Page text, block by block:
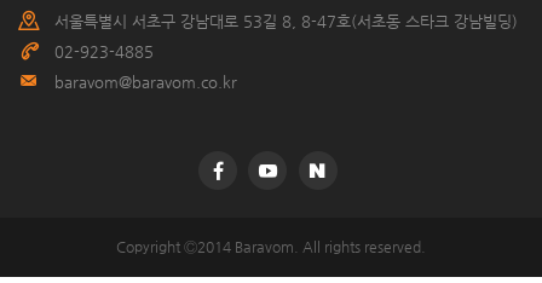
서울특별시 서초구 강남대로 53길 8, 8-47호(서초동 스타크 강남빌딩)
02-923-4885
baravom@baravom.co.kr
Copyright Ⓒ2014 Baravom. All rights reserved.